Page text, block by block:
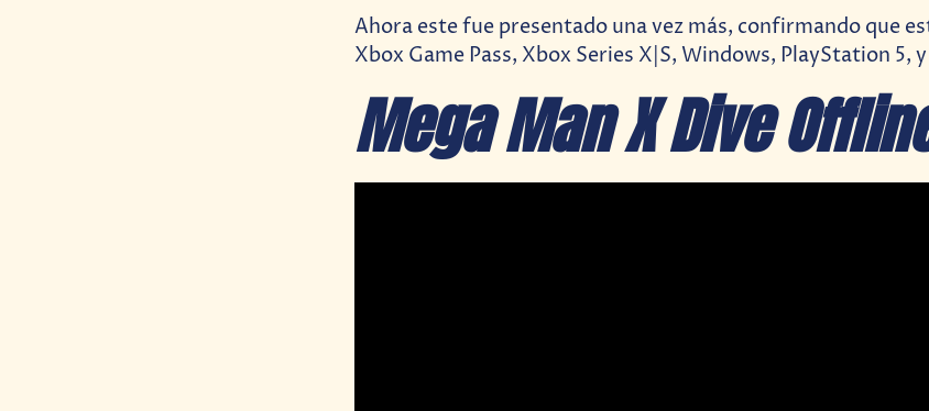
Ahora este fue presentado una vez más, confirmando que
Xbox Game Pass, Xbox Series X|S, Windows, PlayStation 5,
Mega Man X Dive Offlin